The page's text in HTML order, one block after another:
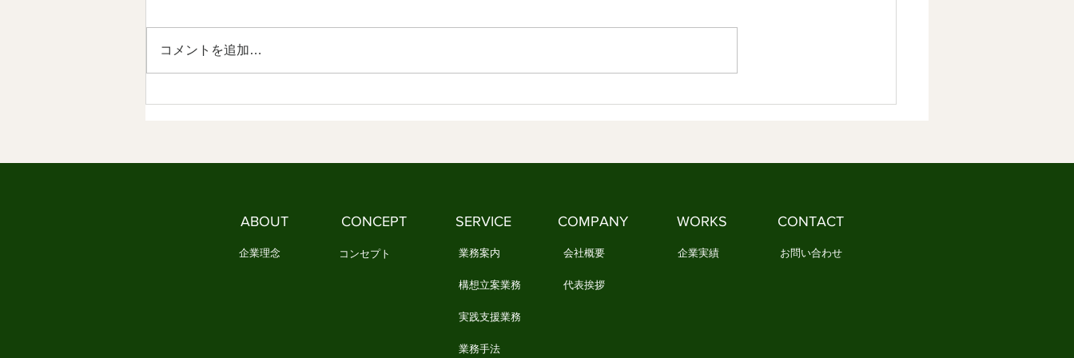
MINYOとは、現代の作法です
3．MINYOは文化を未来へ編集す
一年の実りや願いを地域全体で祝
い、共に生きる喜びを育て
ありました 3．今、私たちは新し
しずつ文化を身につけてきまし
た。 例えば、お正月になると
3．文化とは、情感を分かち合う
祭りや年中行事など、もっと暮ら
しに近いものを思い浮かべる人
コメントを追加…
ABOUT CONCEPT SERVICE COMPANY WORKS CONTACT
企業理念 コンセプト 業務案内
構想立案業務
会社概要
代表挨拶
企業実績 お問い合わせ
実践支援業務
業務手法